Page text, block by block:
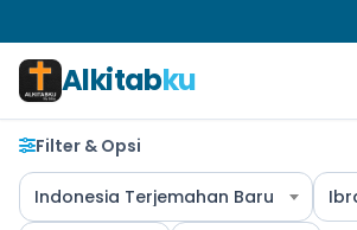
Alkitabku
Filter & Opsi
Indonesia Terjemahan Baru